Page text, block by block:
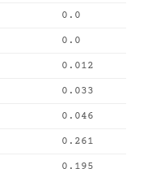
0.0
0.0
0.012
0.033
0.046
0.261
0.195